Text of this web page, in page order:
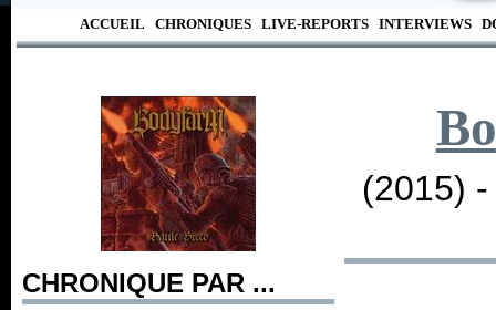
ACCUEIL CHRONIQUES LIVE-REPORTS INTERVIEWS
CHRONIQUE PAR ...
(2015)